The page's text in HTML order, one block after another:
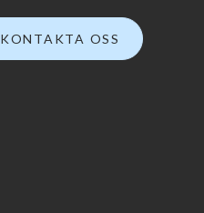
KONTAKTA OSS